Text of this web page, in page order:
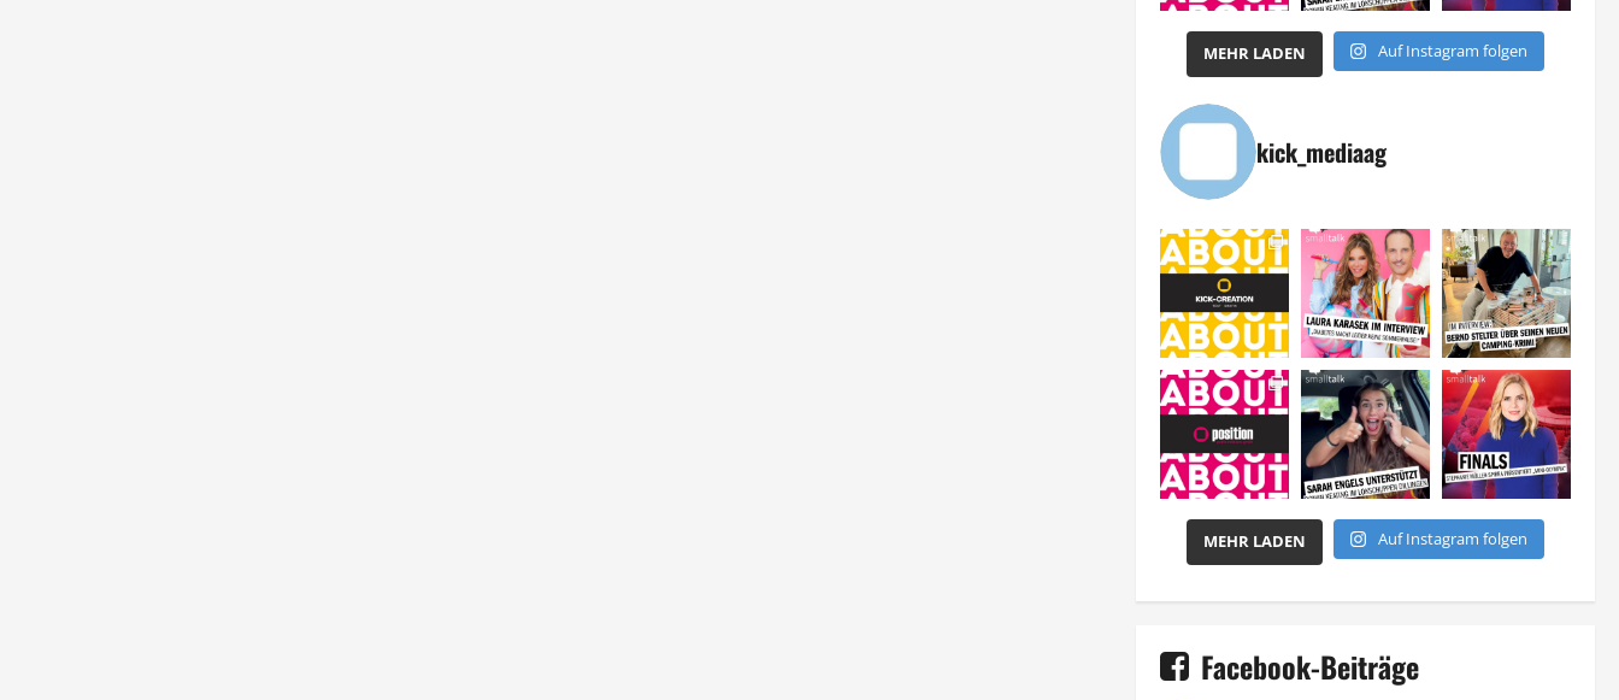
MEHR LADEN Auf Instagram folgen
kick_mediaag
MEHR LADEN Auf Instagram folgen
Facebook-Beiträge